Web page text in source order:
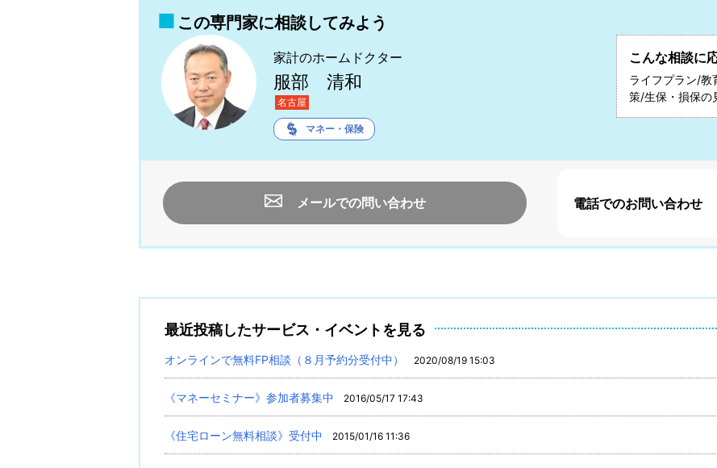
この専門家に相談してみよう
家計のホームドクター
服部 清和
名古屋
マネー・保険
こんな相談に
ライフプラン/教
策/生保・損保の
メールでの問い合わせ 電話でのお問い合わせ
最近投稿したサービス・イベントを見る
オンラインで無料FP相談（８月予約分受付中） 2020/08/19 15:03
《マネーセミナー》参加者募集中 2016/05/17 17:43
《住宅ローン無料相談》受付中 2015/01/16 11:36